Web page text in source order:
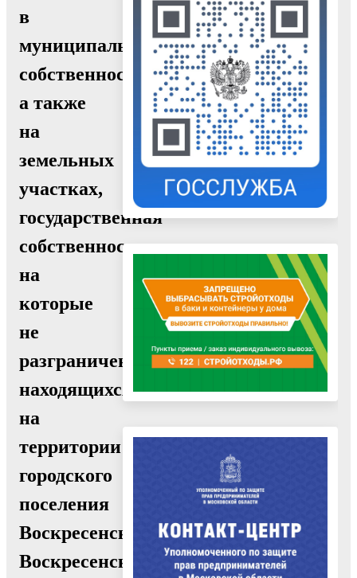
в
муниципальной
собственности,
а также
на
земельных
участках,
государственная
собственность
на
которые
не
разграничена,
находящихся
на
территории
городского
поселения
Воскресенск
Воскресенского